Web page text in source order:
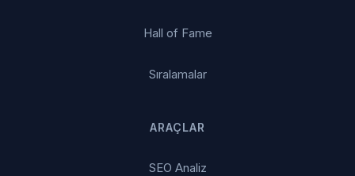
Hall of Fame
Sıralamalar
ARAÇLAR
SEO Analiz